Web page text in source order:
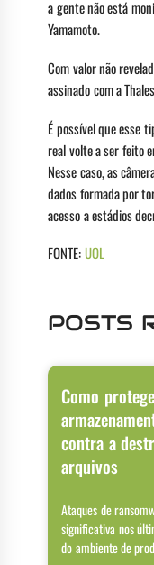
a gente não está
Yamamoto.
Com valor não
assinado com a
É possível que esse
real volte a ser feito
Nesse caso, as
dados formada por
acesso a estádios
FONTE:UOL
POSTS
Como
contra a
arquivos
Ataques de
significativa nos
do ambiente de